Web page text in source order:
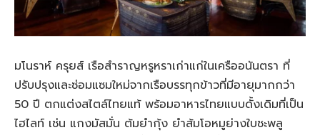
มโนราห์ ครุยส์ เรือสำราญหรูหราเก่าแก่ในเครืออนันตรา ที่
ปรับปรุงและซ่อมแซมใหม่จากเรือบรรทุกข้าวที่มีอายุมากกว่า
50 ปี ตกแต่งสไตล์ไทยแท้ พร้อมอาหารไทยแบบดั้งเดิมที่เป็น
ไฮไลท์ เช่น แกงมัสมั่น ต้มยำกุ้ง ยำส้มโอหมูย่างใบชะพลู